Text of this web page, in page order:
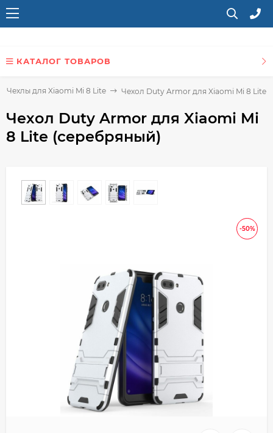
КАТАЛОГ ТОВАРОВ
Чехлы для Xiaomi Mi 8 Lite Чехол Duty Armor для Xiaomi Mi 8 Lite
Чехол Duty Armor для Xiaomi Mi
8 Lite (серебряный)
-50%